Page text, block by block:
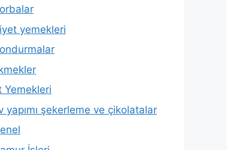
yemekleri
Yemekleri
yapımı şekerleme ve çikolatalar